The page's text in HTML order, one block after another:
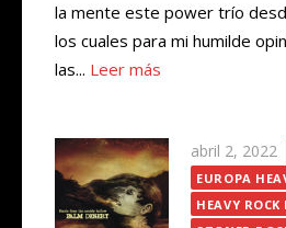
la mente este power trío
los cuales para mi humilde
las... Leer más
Publicada
el
abril 2, 2022
EUROPA
HEAVY ROCK